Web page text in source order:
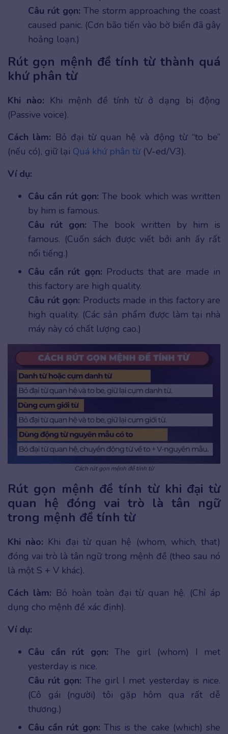
Câu rút gọn: The storm approaching the coast
caused panic. (Cơn bão tiến vào bờ biển đã gây
hoảng loạn.)
Rút gọn mệnh đề tính từ thành quá
khứ phân từ
Khi nào: Khi mệnh đề tính từ ở dạng bị động
(Passive voice).
Cách làm: Bỏ đại từ quan hệ và động từ “to be”
(nếu có), giữ lại Quá khứ phân từ(V-ed/V3).
Ví dụ:
Câu cần rút gọn: The book which was written
by him is famous.
Câu rút gọn: The book written by him is
famous. (Cuốn sách được viết bởi anh ấy rất
nổi tiếng.)
Câu cần rút gọn: Products that are made in
this factory are high quality.
Câu rút gọn: Products made in this factory are
high quality. (Các sản phẩm được làm tại nhà
máy này có chất lượng cao.)
Cách rút gọn mệnh đề tính từ
Rút gọn mệnh đề tính từ khi đại từ
quan hệ đóng vai trò là tân ngữ
trong mệnh đề tính từ
Khi nào: Khi đại từ quan hệ (whom, which, that)
đóng vai trò là tân ngữ trong mệnh đề (theo sau nó
là một S + V khác).
Cách làm: Bỏ hoàn toàn đại từ quan hệ. (Chỉ áp
dụng cho mệnh đề xác định).
Ví dụ:
Câu cần rút gọn: The girl (whom) I met
yesterday is nice.
Câu rút gọn: The girl I met yesterday is nice.
(Cô gái (người) tôi gặp hôm qua rất dễ
thương.)
Câu cần rút gọn: This is the cake (which) she